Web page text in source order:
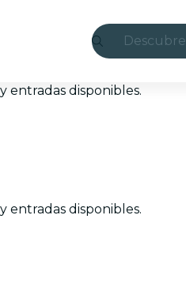
Descubre
entradas disponibles.
entradas disponibles.